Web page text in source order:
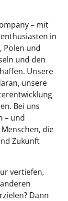
– mit
in
Polen und
und den
Unsere
unsere
Bei uns
– und
die
Zukunft
vertiefen,
Dann